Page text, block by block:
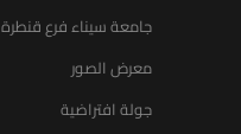
جامعة سيناء فرع قنطرة
معرض الصور
جولة افتراضية